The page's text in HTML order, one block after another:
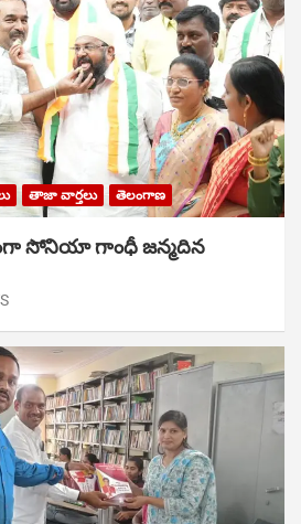
తాజా వార్తలు తెలంగాణ
సోనియా గాంధీ జ‌న్మ‌దిన